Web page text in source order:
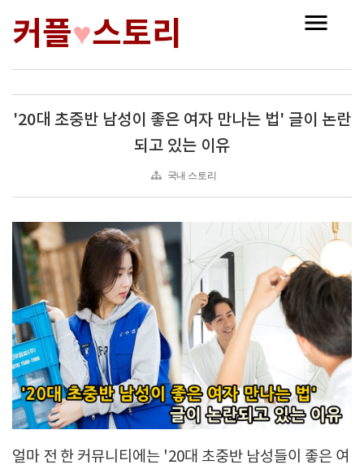
커플♥스토리
'20대 초중반 남성이 좋은 여자 만나는 법' 글이 논란
되고 있는 이유
국내 스토리
얼마 전 한 커뮤니티에는 '20대 초중반 남성들이 좋은 여